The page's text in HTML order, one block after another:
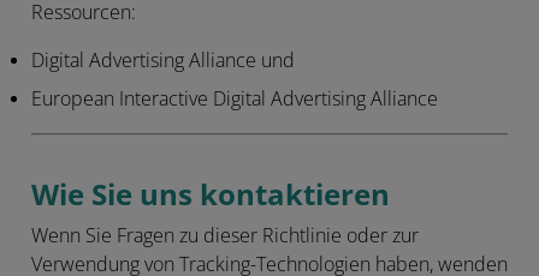
Ressourcen:
Digital Advertising Alliance und
European Interactive Digital Advertising Alliance
Wie Sie uns kontaktieren
Wenn Sie Fragen zu dieser Richtlinie oder zur
Verwendung von Tracking-Technologien haben, wenden